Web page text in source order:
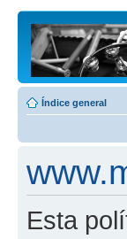
Índice general
Esta